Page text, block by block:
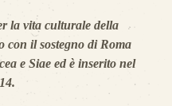
la vita culturale della
con il sostegno di Roma
e Siae ed è inserito nel